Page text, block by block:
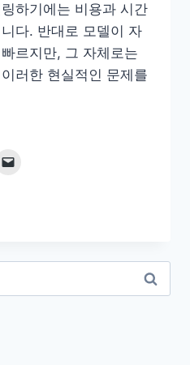
하기에는 비용과 시간
다. 반대로 모델이 자
르지만, 그 자체로는
러한 현실적인 문제를